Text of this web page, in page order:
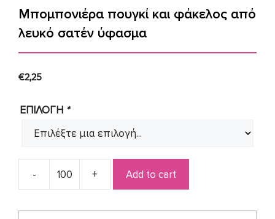
Μπομπονιέρα πουγκί και φάκελος από
λευκό σατέν ύφασμα
€2,25
ΕΠΙΛΟΓΗ *
Μπομπονιέρα
και
Add to cart